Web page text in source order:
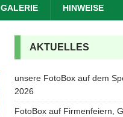
GALERIE HINWEISE
AKTUELLES
unsere FotoBox auf dem
2026
FotoBox auf Firmenfeiern,